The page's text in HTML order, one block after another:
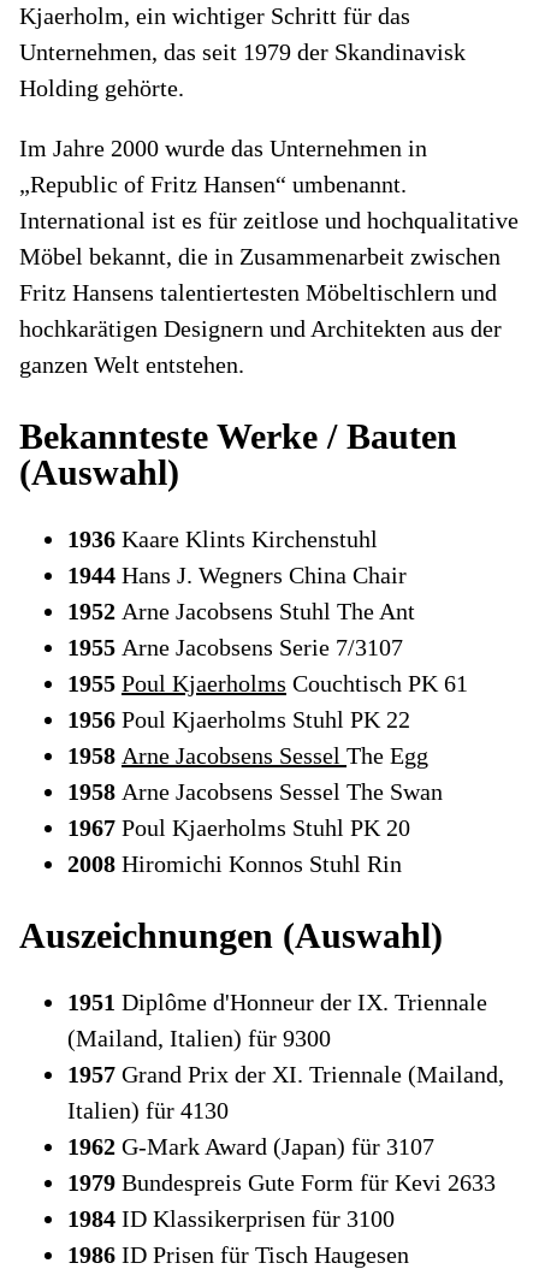
Kjaerholm, ein wichtiger Schritt für das
Unternehmen, das seit 1979 der Skandinavisk
Holding gehörte.
Im Jahre 2000 wurde das Unternehmen in
„Republic of Fritz Hansen“ umbenannt.
International ist es für zeitlose und hochqualitative
Möbel bekannt, die in Zusammenarbeit zwischen
Fritz Hansens talentiertesten Möbeltischlern und
hochkarätigen Designern und Architekten aus der
ganzen Welt entstehen.
Bekannteste Werke / Bauten
(Auswahl)
1936 Kaare Klints Kirchenstuhl
1944 Hans J. Wegners China Chair
1952 Arne Jacobsens Stuhl The Ant
1955 Arne Jacobsens Serie 7/3107
1955 Poul Kjaerholms Couchtisch PK 61
1956 Poul Kjaerholms Stuhl PK 22
1958 Arne Jacobsens Sessel The Egg
1958 Arne Jacobsens Sessel The Swan
1967 Poul Kjaerholms Stuhl PK 20
2008 Hiromichi Konnos Stuhl Rin
Auszeichnungen (Auswahl)
1951 Diplôme d'Honneur der IX. Triennale
(Mailand, Italien) für 9300
1957 Grand Prix der XI. Triennale (Mailand,
Italien) für 4130
1962 G-Mark Award (Japan) für 3107
1979 Bundespreis Gute Form für Kevi 2633
1984 ID Klassikerprisen für 3100
1986 ID Prisen für Tisch Haugesen